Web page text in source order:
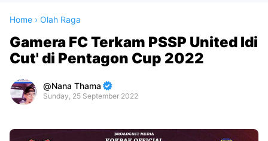
Home › Olah Raga
Gamera FC Terkam PSSP United Idi
Cut' di Pentagon Cup 2022
Nana Thama
Sunday, 25 September 2022